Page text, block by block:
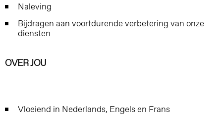
Naleving
Bijdragen aan voortdurende verbetering van onze
diensten
OVER JOU
Vloeiend in Nederlands, Engels en Frans